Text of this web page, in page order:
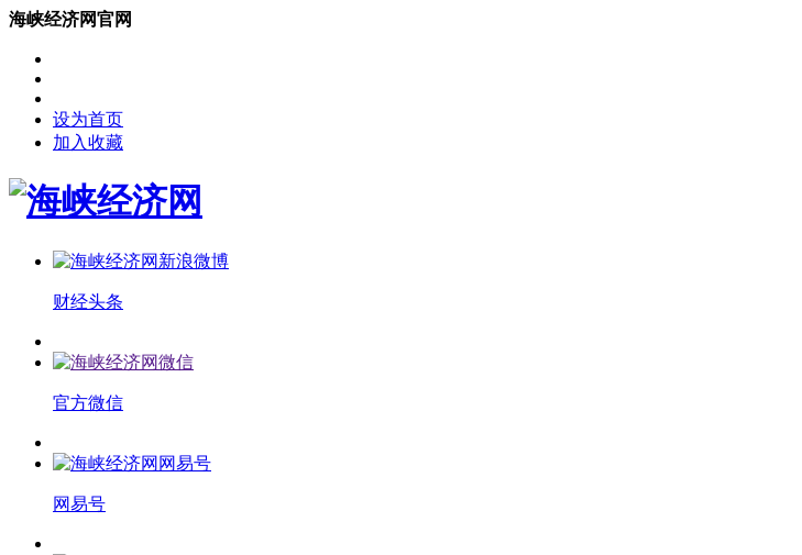
海峡经济网官网
设为首页
加入收藏
财经头条
官方微信
网易号